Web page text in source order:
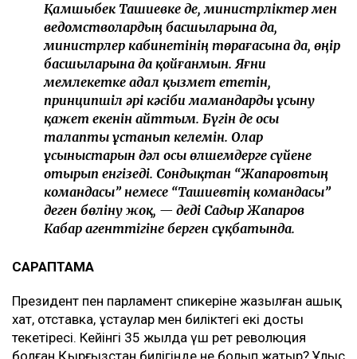
Қамшыбек Ташиевке де, министрліктер мен
ведомстволардың басшыларына да,
министрлер кабинетінің төрағасына да, өңір
басшыларына да қойғанмын. Яғни
мемлекетке адал қызмет ететін,
принципшіл әрі кәсіби мамандарды ұсыну
қажет екенін айттым. Бүгін де осы
талапты ұстанып келемін. Олар
ұсыныстарын дәл осы өлшемдерге сүйене
отырып енгізеді. Сондықтан “Жапаровтың
командасы” немесе “Ташиевтің командасы”
деген бөліну жоқ, — деді Садыр Жапаров
Кабар агенттігіне берген сұқбатында.
САРАПТАМА
Президент пен парламент спикеріне жазылған ашық
хат, отставка, ұстаулар мен биліктегі екі достың
текетіресі. Кейінгі 35 жылда үш рет революция